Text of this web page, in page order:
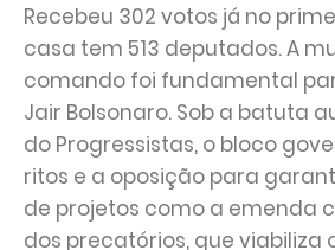
Recebeu 302 votos já no
casa tem 513 deputados. A
comando foi fundamental
Jair Bolsonaro. Sob a batuta
do Progressistas, o bloco
ritos e a oposição para
de projetos como a emenda
dos precatórios, que viabiliza